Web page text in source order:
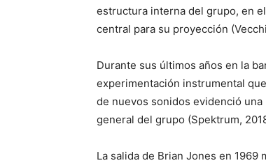
estructura interna del grupo, en
central para su proyección
Durante sus últimos años en la
experimentación instrumental
de nuevos sonidos evidenció
general del grupo (Spektrum,
La salida de Brian Jones en